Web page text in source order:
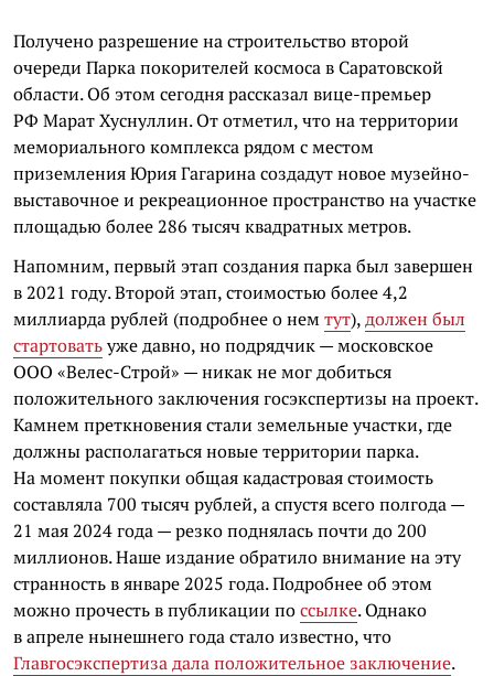
Получено разрешение на строительство второй
очереди Парка покорителей космоса в Саратовской
области. Об этом сегодня рассказал вице-премьер
РФ Марат Хуснуллин. От отметил, что на территории
мемориального комплекса рядом с местом
приземления Юрия Гагарина создадут новое музейно-
выставочное и рекреационное пространство на участке
площадью более 286 тысяч квадратных метров.
Напомним, первый этап создания парка был завершен
в 2021 году. Второй этап, стоимостью более 4,2
миллиарда рублей (подробнее о немтут),должен был
стартоватьуже давно, но подрядчик — московское
ООО «Велес-Строй» — никак не мог добиться
положительного заключения госэкспертизы на проект.
Камнем преткновения стали земельные участки, где
должны располагаться новые территории парка.
На момент покупки общая кадастровая стоимость
составляла 700 тысяч рублей, а спустя всего полгода —
21 мая 2024 года — резко поднялась почти до 200
миллионов. Наше издание обратило внимание на эту
странность в январе 2025 года. Подробнее об этом
можно прочесть в публикации поссылке. Однако
в апреле нынешнего года стало известно, что
Главгосэкспертиза дала положительное заключение.